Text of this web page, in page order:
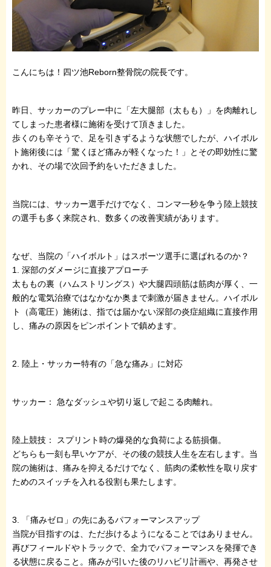
こんにちは！四ツ池Reborn整骨院の院長です。
昨日、サッカーのプレー中に「左大腿部（太もも）」を肉離れし
てしまった患者様に施術を受けて頂きました。
歩くのも辛そうで、足を引きずるような状態でしたが、ハイボル
ト施術後には「驚くほど痛みが軽くなった！」とその即効性に驚
かれ、その場で次回予約をいただきました。
当院には、サッカー選手だけでなく、コンマ一秒を争う陸上競技
の選手も多く来院され、数多くの改善実績があります。
なぜ、当院の「ハイボルト」はスポーツ選手に選ばれるのか？
1. 深部のダメージに直接アプローチ
太ももの裏（ハムストリングス）や大腿四頭筋は筋肉が厚く、一
般的な電気治療ではなかなか奥まで刺激が届きません。ハイボル
ト（高電圧）施術は、指では届かない深部の炎症組織に直接作用
し、痛みの原因をピンポイントで鎮めます。
2. 陸上・サッカー特有の「急な痛み」に対応
サッカー： 急なダッシュや切り返しで起こる肉離れ。
陸上競技： スプリント時の爆発的な負荷による筋損傷。
どちらも一刻も早いケアが、その後の競技人生を左右します。当
院の施術は、痛みを抑えるだけでなく、筋肉の柔軟性を取り戻す
ためのスイッチを入れる役割も果たします。
3. 「痛みゼロ」の先にあるパフォーマンスアップ
当院が目指すのは、ただ歩けるようになることではありません。
再びフィールドやトラックで、全力でパフォーマンスを発揮でき
る状態に戻ること。痛みが引いた後のリハビリ計画や、再発させ